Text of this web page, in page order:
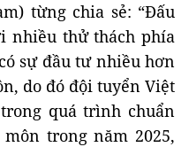
từng chia sẻ: “Đấu
nhiều thử thách phía
sự đầu tư nhiều hơn
do đó đội tuyển Việt
quá trình chuẩn
trong năm 2025,